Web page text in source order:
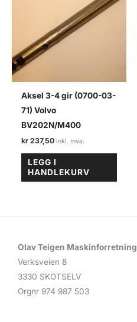
Aksel 3-4 gir (0700-03-
71) Volvo
BV202N/M400
kr 237,50
LEGG I
HANDLEKURV
Olav Teigen Maskinforretning
Verksveien 8
3330 SKOTSELV
Orgnr 974 987 503